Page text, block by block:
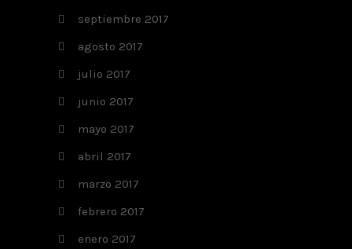
septiembre 2017
agosto 2017
julio 2017
junio 2017
mayo 2017
abril 2017
marzo 2017
febrero 2017
enero 2017